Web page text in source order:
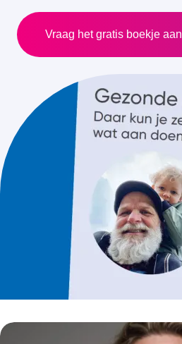
Vraag het gratis boekje aan